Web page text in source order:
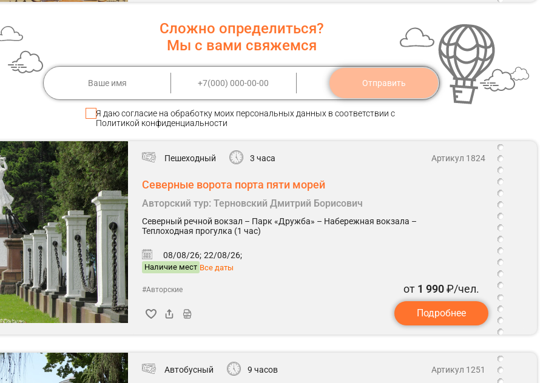
Сложно определиться?
Мы с вами свяжемся
Отправить
Я даюсогласие на обработку моих персональных данных в соответствии с
Политикой конфиденциальности
Пешеходный 3 часа
Северные ворота порта пяти морей
Авторский тур: Терновский Дмитрий Борисович
Северный речной вокзал – Парк «Дружба» – Набережная вокзала –
Теплоходная прогулка (1 час)
08/08/26; 22/08/26;
Наличие мест Все даты
Артикул 1824
#Авторские от 1 990₽/чел.
Подробнее
Автобусный 9 часов Артикул 1251